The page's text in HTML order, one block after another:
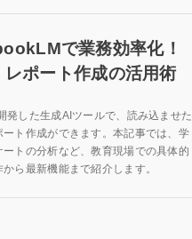
で業務効率化！
ポート作成の活用術
した生成AIツールで、読み込ませた
ト作成ができます。本記事では、学
トの分析など、教育現場での具体的
ら最新機能まで紹介します。